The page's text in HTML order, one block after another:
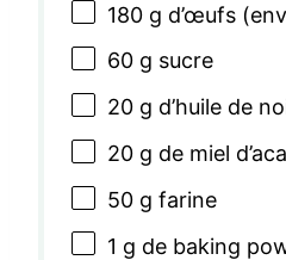
180 g d’œufs
60 g sucre
20 g d’huile de
20 g de miel
50 g farine
1 g de baking